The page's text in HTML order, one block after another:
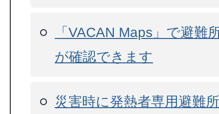
「VACAN Maps」で避難
が確認できます
災害時に発熱者専用避難